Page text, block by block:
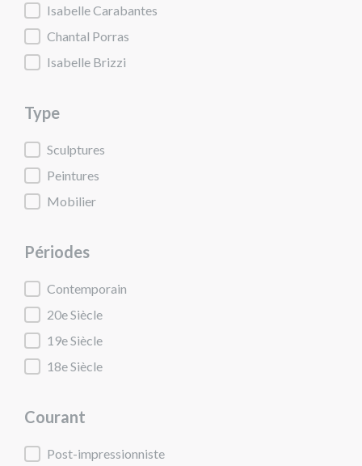
Artistes
Isabelle Carabantes
Chantal Porras
Isabelle Brizzi
Type
TypeSculptures
Peintures
Mobilier
Périodes
Périodes
Contemporain
20e Siècle
19e Siècle
18e Siècle
Courant
Courant
Post-impressionniste